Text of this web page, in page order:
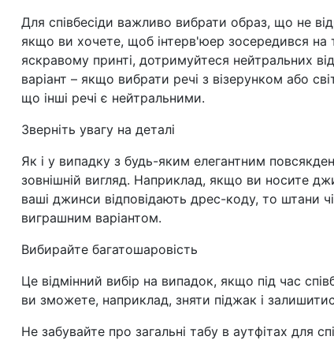
Для співбесіди важливо вибрати образ, що не
якщо ви хочете, щоб інтерв'юер зосередився
яскравому принті, дотримуйтеся нейтральних
варіант – якщо вибрати речі з візерунком або
що інші речі є нейтральними.
Зверніть увагу на деталі
Як і у випадку з будь-яким елегантним
зовнішній вигляд. Наприклад, якщо ви носите
ваші джинси відповідають дрес-коду, то штани
виграшним варіантом.
Вибирайте багатошаровість
Це відмінний вибір на випадок, якщо під час
ви зможете, наприклад, зняти піджак і
Не забувайте про загальні табу в аутфітах для